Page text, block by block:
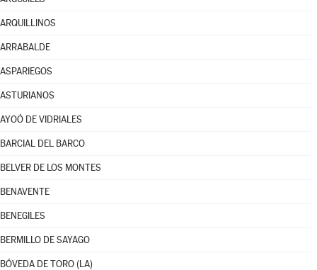
ARQUILLINOS
ARRABALDE
ASPARIEGOS
ASTURIANOS
AYOÓ DE VIDRIALES
BARCIAL DEL BARCO
BELVER DE LOS MONTES
BENAVENTE
BENEGILES
BERMILLO DE SAYAGO
BÓVEDA DE TORO (LA)